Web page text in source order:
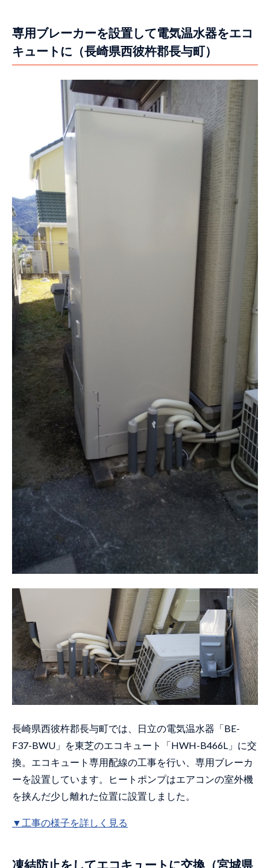
専用ブレーカーを設置して電気温水器をエコ
キュートに（長崎県西彼杵郡長与町）
長崎県西彼杵郡長与町では、日立の電気温水器「BE-
F37-BWU」を東芝のエコキュート「HWH-B466L」に交
換。エコキュート専用配線の工事を行い、専用ブレーカ
ーを設置しています。ヒートポンプはエアコンの室外機
を挟んだ少し離れた位置に設置しました。
▼工事の様子を詳しく見る
凍結防止をしてエコキュートに交換（宮城県